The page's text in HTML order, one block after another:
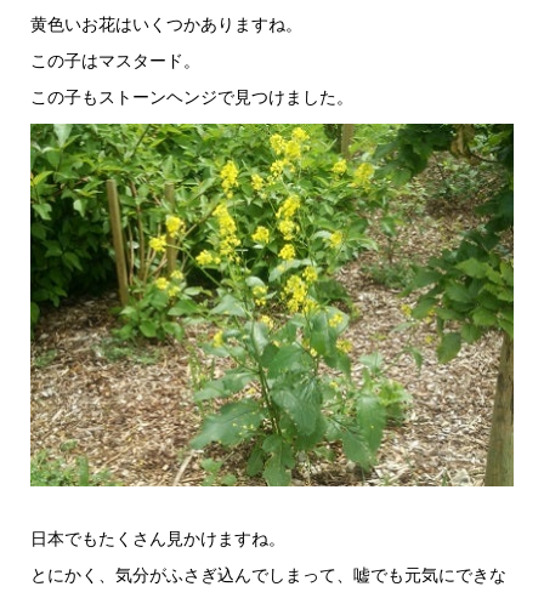
黄色いお花はいくつかありますね。
この子はマスタード。
この子もストーンヘンジで見つけました。
日本でもたくさん見かけますね。
とにかく、気分がふさぎ込んでしまって、嘘でも元気にできな